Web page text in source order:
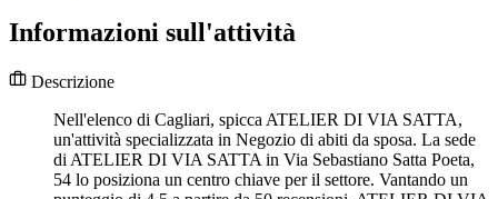
Informazioni sull'attività
Descrizione
Nell'elenco di Cagliari, spicca ATELIER DI VIA SATTA,
un'attività specializzata in Negozio di abiti da sposa. La sede
di ATELIER DI VIA SATTA in Via Sebastiano Satta Poeta,
54 lo posiziona un centro chiave per il settore. Vantando un